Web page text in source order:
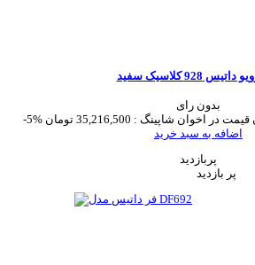
928 کلاسیک سفید
بدون رای
-5%
قیمت در اخوان شاپینگ : 35,216,500 تومان
اضافه به سبد خرید
پربازدید
پر بازدید